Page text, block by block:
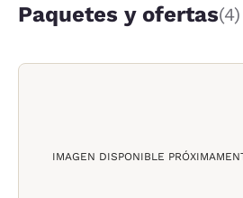
Paquetes y ofertas(4)
IMAGEN DISPONIBLE